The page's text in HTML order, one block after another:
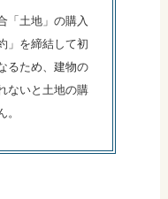
「土地」の購入
」を締結して初
るため、建物の
ないと土地の購